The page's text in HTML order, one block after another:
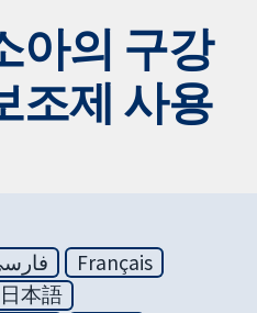
아의 구강
조제 사용
Français
日本語